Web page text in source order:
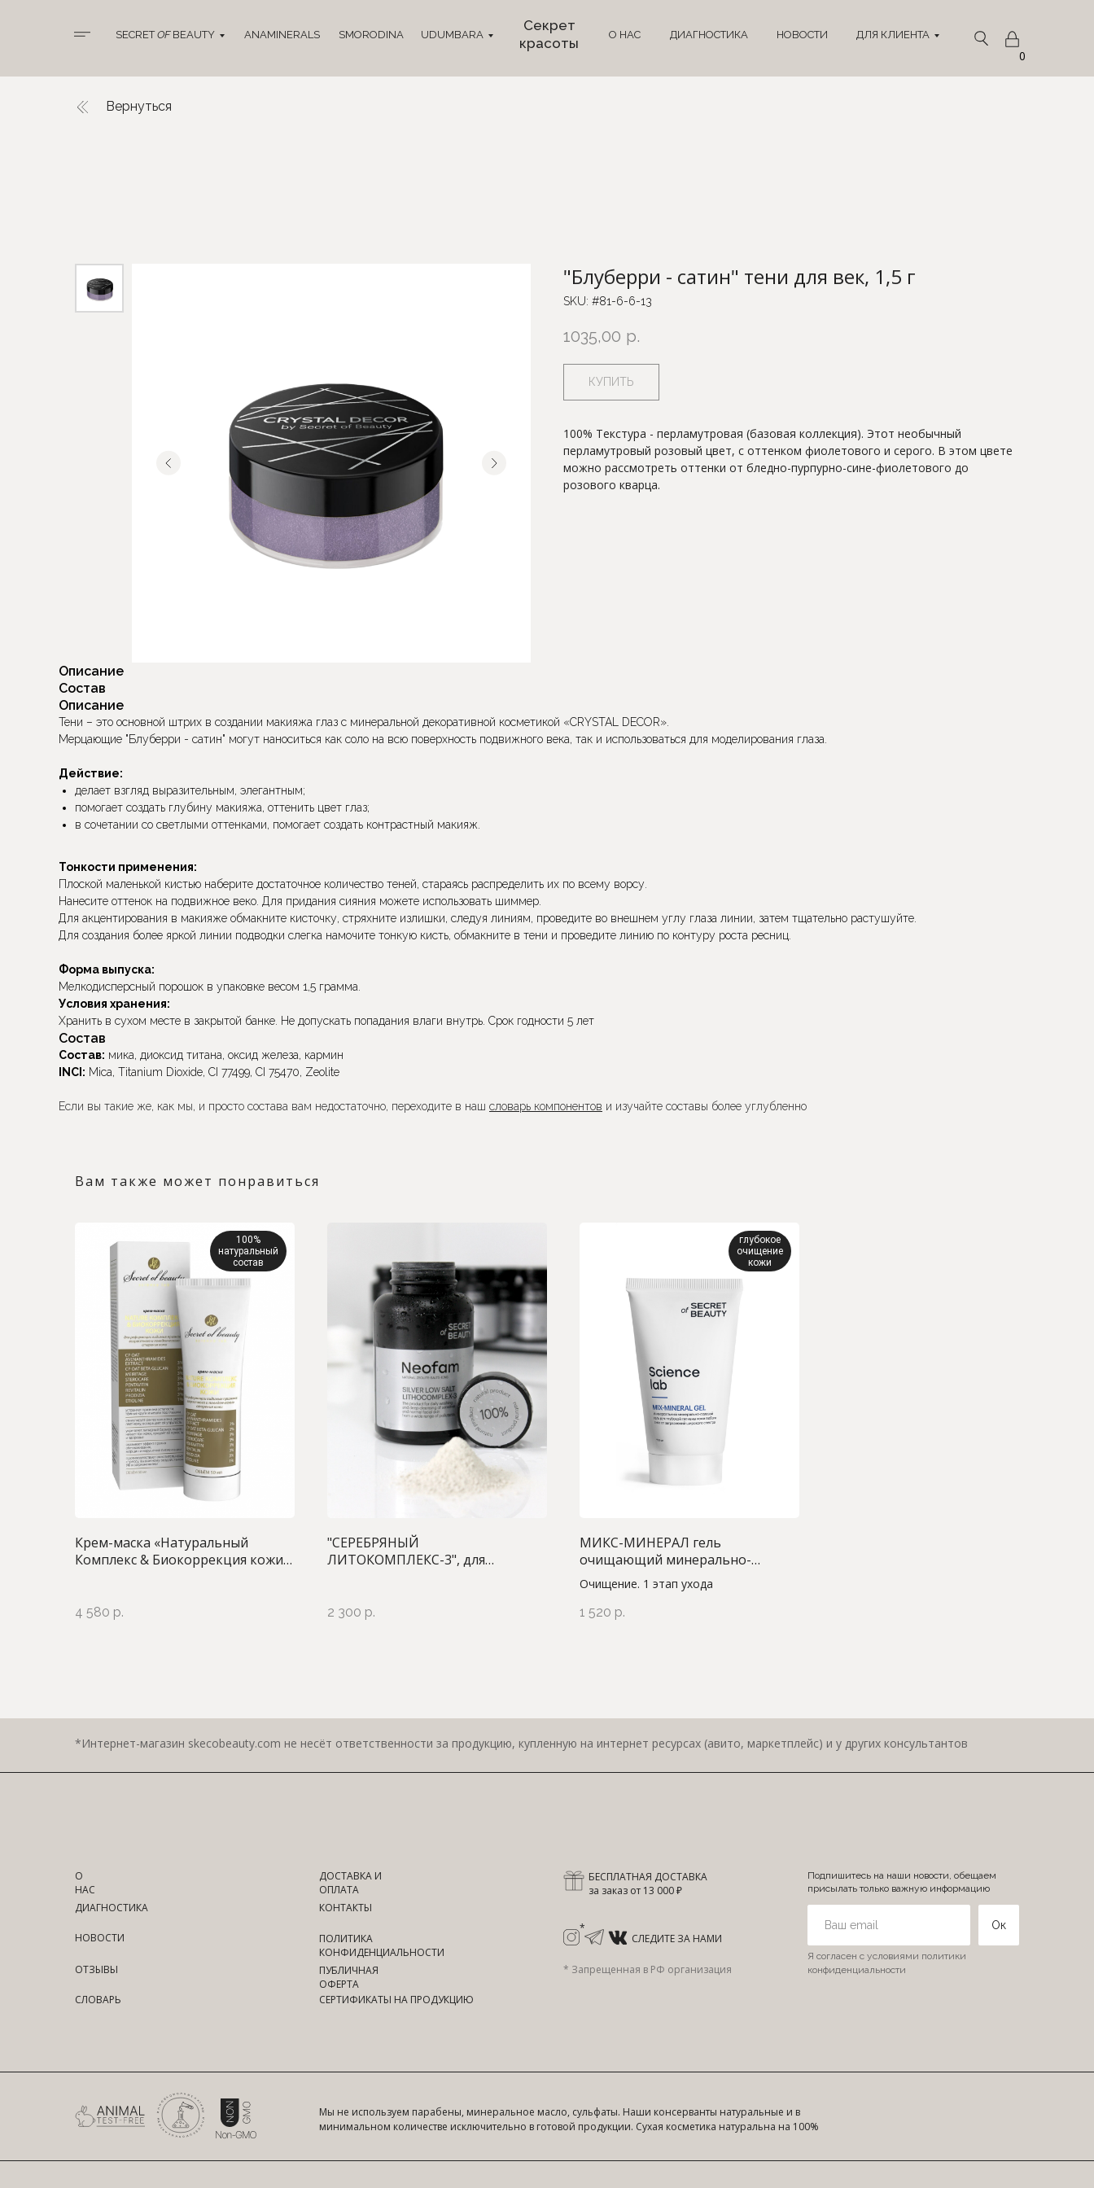
SECRETOFBEAUTY ANAMINERALS SMORODINA UDUMBARA ДЛЯ КЛИЕНТА
НОВОСТИ
О НАС ДИАГНОСТИКА
Секрет
красоты
0
Вернуться
"Блуберри - сатин" тени для век, 1,5 г
SKU: #81-6-6-13
1035,00 р.
КУПИТЬ
100% Текстура - перламутровая (базовая коллекция). Этот необычный
перламутровый розовый цвет, с оттенком фиолетового и серого. В этом цвете
можно рассмотреть оттенки от бледно-пурпурно-сине-фиолетового до
розового кварца.
Описание
Состав
Описание
Тени – это основной штрих в создании макияжа глаз с минеральной декоративной косметикой «CRYSTAL DECOR».
Мерцающие "Блуберри - сатин" могут наноситься как соло на всю поверхность подвижного века, так и использоваться для моделирования глаза.
Действие:
делает взгляд выразительным, элегантным;
помогает создать глубину макияжа, оттенить цвет глаз;
в сочетании со светлыми оттенками, помогает создать контрастный макияж.
Тонкости применения:
Плоской маленькой кистью наберите достаточное количество теней, стараясь распределить их по всему ворсу.
Нанесите оттенок на подвижное веко. Для придания сияния можете использовать шиммер.
Для акцентирования в макияже обмакните кисточку, стряхните излишки, следуя линиям, проведите во внешнем углу глаза линии, затем тщательно растушуйте.
Для создания более яркой линии подводки слегка намочите тонкую кисть, обмакните в тени и проведите линию по контуру роста ресниц.
Форма выпуска:
Мелкодисперсный порошок в упаковке весом 1,5 грамма.
Условия хранения:
Хранить в сухом месте в закрытой банке. Не допускать попадания влаги внутрь. Срок годности 5 лет
Состав
Состав: мика, диоксид титана, оксид железа, кармин
INCI: Mica, Titanium Dioxide, CI 77499, CI 75470, Zeolite
Если вы такие же, как мы, и просто состава вам недостаточно, переходите в наш словарь компонентов и изучайте составы более углубленно
Вам также может понравиться
100%
натуральный
состав
Крем-маска «Натуральный
Комплекс & Биокоррекция кожи»,
4 580 р.
"СЕРЕБРЯНЫЙ
ЛИТОКОМПЛЕКС-3", для
2 300 р.
глубокое
очищение
кожи
MИКС-МИНЕРАЛ гель
очищающий минерально-
солевой, 150 мл
Очищение. 1 этап ухода
1 520 р.
*Интернет-магазин skecobeauty.com не несёт ответственности за продукцию, купленную на интернет ресурсах (авито, маркетплейс) и у других консультантов
О
НАС
НОВОСТИ
ОТЗЫВЫ
СЛОВАРЬ
ДИАГНОСТИКА
ДОСТАВКА И
ОПЛАТА
КОНТАКТЫ
ПОЛИТИКА
КОНФИДЕНЦИАЛЬНОСТИ
ПУБЛИЧНАЯ
ОФЕРТА
СЕРТИФИКАТЫ НА ПРОДУКЦИЮ
Подпишитесь на наши новости, обещаем
присылать только важную информацию
Мы не используем парабены, минеральное масло, сульфаты. Наши консерванты натуральные и в
минимальном количестве исключительно в готовой продукции. Сухая косметика натуральна на 100%
Ок
БЕСПЛАТНАЯ ДОСТАВКА
за заказ от 13 000 ₽
Я согласен с условиями политики
конфиденциальности
СЛЕДИТЕ ЗА НАМИ
* Запрещенная в РФ организация
*